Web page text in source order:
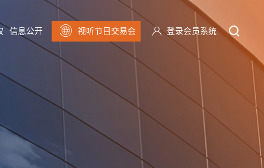
信息公开 视听节目交易会 登录会员系统